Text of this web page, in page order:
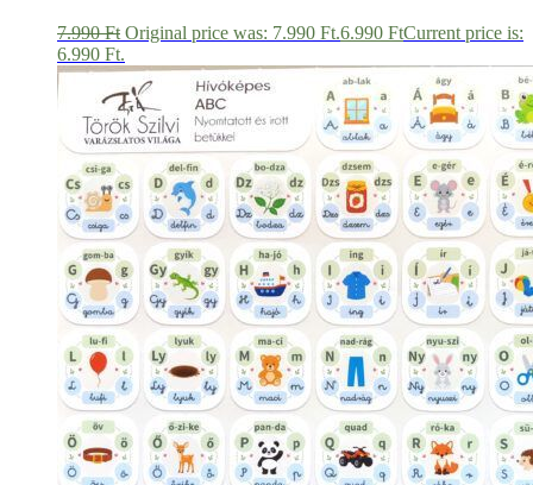
7.990Ft Original price was: 7.990 Ft.6.990 FtCurrent price is:
6.990 Ft.